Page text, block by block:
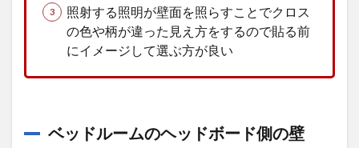
工す
る面
の場
所と
方
アク
セン
照射する照明が壁面を照らすことでクロス
の色や柄が違った見え方をするので貼る前
にイメージして選ぶ方が良い
ベッドルームのヘッドボード側の壁